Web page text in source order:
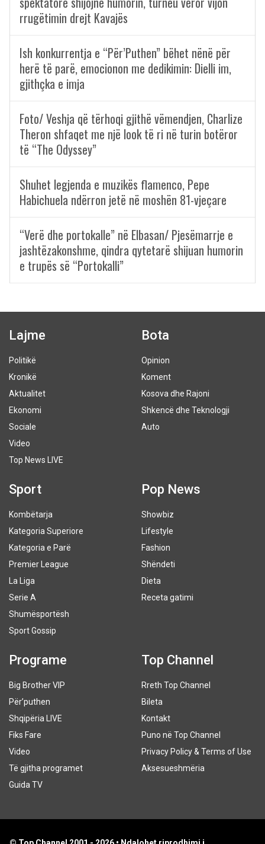
rrugëtimin drejt Kavajës
Ish konkurrentja e “Për’Puthen” bëhet nënë për
herë të parë, emocionon me dedikimin: Dielli im,
gjithçka e imja
Foto/ Veshja që tërhoqi gjithë vëmendjen, Charlize
Theron shfaqet me një look të ri në turin botëror
të “The Odyssey”
Shuhet legjenda e muzikës flamenco, Pepe
Habichuela ndërron jetë në moshën 81-vjeçare
“Verë dhe portokalle” në Elbasan/ Pjesëmarrje e
jashtëzakonshme, qindra qytetarë shijuan humorin
e trupës së “Portokalli”
Lajme
Politikë
Kronikë
Aktualitet
Ekonomi
Sociale
Video
Top News LIVE
Bota
Opinion
Koment
Kosova dhe Rajoni
Shkencë dhe Teknologji
Auto
Sport
Kombëtarja
Kategoria Superiore
Kategoria e Parë
Premier League
La Liga
Serie A
Shumësportësh
Sport Gossip
Pop News
Showbiz
Lifestyle
Fashion
Shëndeti
Dieta
Receta gatimi
Programe
Big Brother VIP
Për’puthen
Shqipëria LIVE
Fiks Fare
Video
Të gjitha programet
Guida TV
Top Channel
Rreth Top Channel
Bileta
Kontakt
Puno në Top Channel
Privacy Policy & Terms of Use
Aksesueshmëria